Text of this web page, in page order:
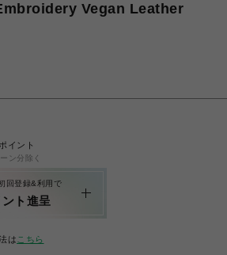
Vegan Leather
ポイント
ン分除く
回登録&利用で
ト進呈
は こちら